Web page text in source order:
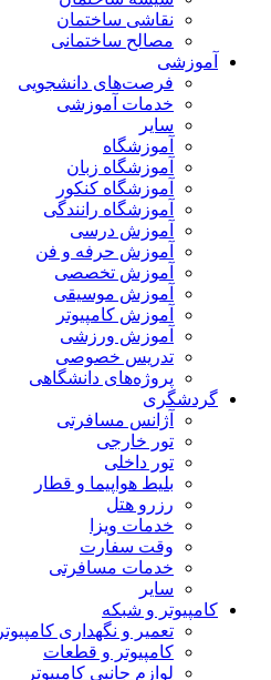
نقاشی ساختمان
مصالح ساختمانی
آموزشی
فرصت‌های دانشجویی
خدمات آموزشی
سایر
آموزشگاه
آموزشگاه زبان
آموزشگاه کنکور
آموزشگاه رانندگی
آموزش درسی
آموزش حرفه و فن
آموزش تخصصی
آموزش موسیقی
آموزش کامپیوتر
آموزش ورزشی
تدریس خصوصی
پروژه‌های دانشگاهی
گردشگری
آژانس مسافرتی
تور خارجی
تور داخلی
بلیط هواپیما و قطار
رزرو هتل
خدمات ویزا
وقت سفارت
خدمات مسافرتی
سایر
کامپیوتر و شبکه
تعمیر و نگهداری کامپیوتر
کامپیوتر و قطعات
لوازم جانبی کامپیوتر